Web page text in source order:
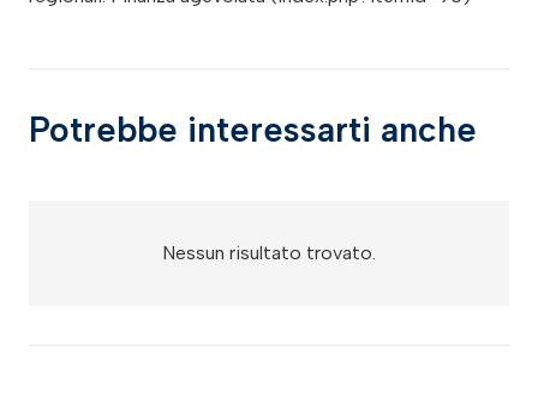
Potrebbe interessarti anche
Nessun risultato trovato.